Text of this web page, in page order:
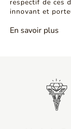
respectif de ces
innovant et
En savoir plus